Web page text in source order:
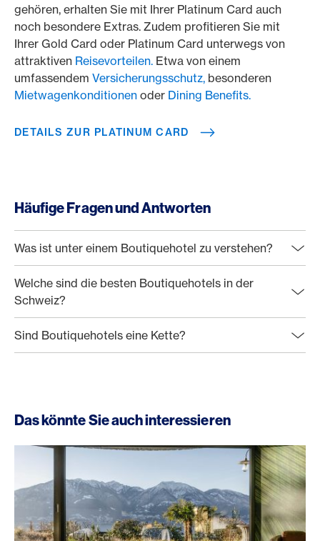
gehören, erhalten Sie mit Ihrer Platinum Card auch
noch besondere Extras. Zudem profitieren Sie mit
Ihrer Gold Card oder Platinum Card unterwegs von
attraktiven Reisevorteilen. Etwa von einem
umfassendem Versicherungsschutz, besonderen
Mietwagenkonditionen oder Dining Benefits.
DETAILS ZUR PLATINUM CARD
Häufige Fragen und Antworten
Was ist unter einem Boutiquehotel zu verstehen?
Welche sind die besten Boutiquehotels in der
Schweiz?
Sind Boutiquehotels eine Kette?
Das könnte Sie auch interessieren